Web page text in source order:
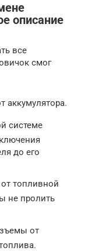
описание
все
смог
аккумулятора.
системе
до его
топливной
не пролить
от